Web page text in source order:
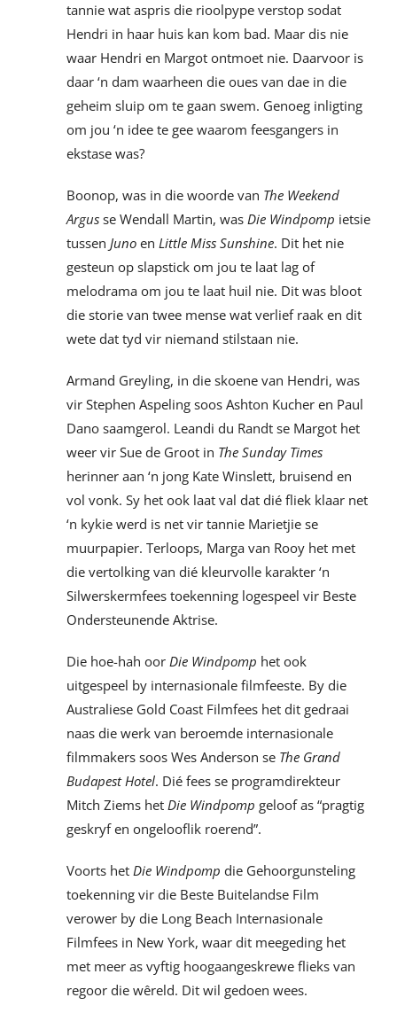
tannie wat aspris die rioolpype verstop sodat
Hendri in haar huis kan kom bad. Maar dis nie
waar Hendri en Margot ontmoet nie. Daarvoor is
daar ‘n dam waarheen die oues van dae in die
geheim sluip om te gaan swem. Genoeg inligting
om jou ‘n idee te gee waarom feesgangers in
ekstase was?
Boonop, was in die woorde van The Weekend
Argusse Wendall Martin, was Die Windpomp ietsie
tussen Juno en Little Miss Sunshine. Dit het nie
gesteun op slapstick om jou te laat lag of
melodrama om jou te laat huil nie. Dit was bloot
die storie van twee mense wat verlief raak en dit
wete dat tyd vir niemand stilstaan nie.
Armand Greyling, in die skoene van Hendri, was
vir Stephen Aspeling soos Ashton Kucher en Paul
Dano saamgerol. Leandi du Randt se Margot het
weer vir Sue de Groot in The Sunday Times
herinner aan ‘n jong Kate Winslett, bruisend en
vol vonk. Sy het ook laat val dat dié fliek klaar net
‘n kykie werd is net vir tannie Marietjie se
muurpapier. Terloops, Marga van Rooy het met
die vertolking van dié kleurvolle karakter ‘n
Silwerskermfees toekenning logespeel vir Beste
Ondersteunende Aktrise.
Die hoe-hah oor Die Windpomp het ook
uitgespeel by internasionale filmfeeste. By die
Australiese Gold Coast Filmfees het dit gedraai
naas die werk van beroemde internasionale
filmmakers soos Wes Anderson se The Grand
Budapest Hotel. Dié fees se programdirekteur
Mitch Ziems het Die Windpomp geloof as “pragtig
geskryf en ongelooflik roerend”.
Voorts het Die Windpomp die Gehoorgunsteling
toekenning vir die Beste Buitelandse Film
verower by die Long Beach Internasionale
Filmfees in New York, waar dit meegeding het
met meer as vyftig hoogaangeskrewe flieks van
regoor die wêreld. Dit wil gedoen wees.